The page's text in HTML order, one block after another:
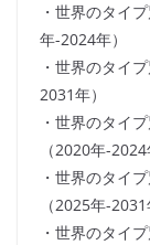
・世界のタイ
年-2024年）
・世界のタイ
2031年）
・世界のタイ
（2020年-2024
・世界のタイ
（2025年-2031
・世界のタイ